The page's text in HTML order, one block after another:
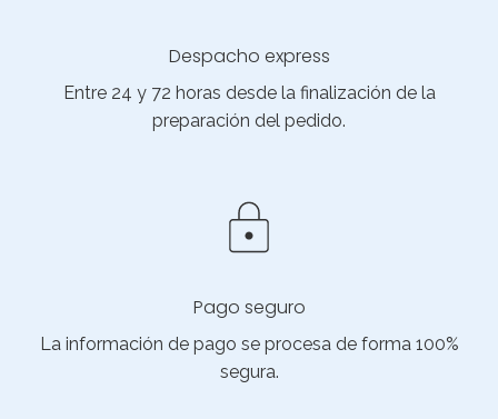
Despacho express
Entre 24 y 72 horas desde la finalización de la
preparación del pedido.
Pago seguro
La información de pago se procesa de forma 100%
segura.